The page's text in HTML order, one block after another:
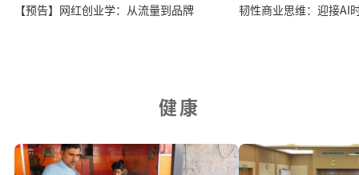
【预告】网红创业学：从流量到品牌 韧性商业思维：迎接AI
健康